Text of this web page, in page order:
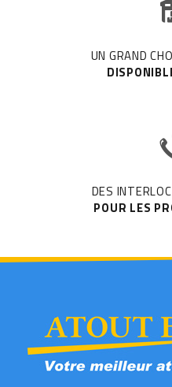
UN GRAND
DES
POUR LES